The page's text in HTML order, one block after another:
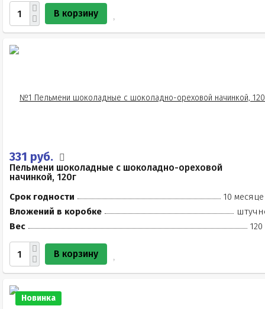
В корзину
331 руб.
Пельмени шоколадные с шоколадно-ореховой
начинкой, 120г
Срок годности
10
Вложений в коробке
Вес
120
В корзину
Новинка